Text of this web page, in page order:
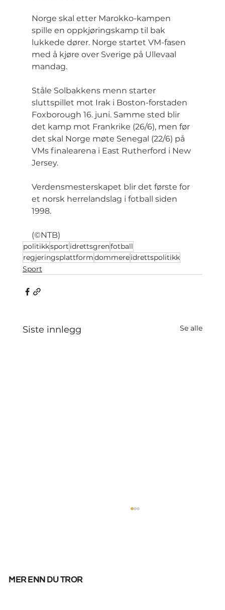
Norge skal etter Marokko-kampen
spille en oppkjøringskamp til bak
lukkede dører. Norge startet VM-fasen
med å kjøre over Sverige på Ullevaal
mandag.
Ståle Solbakkens menn starter
sluttspillet mot Irak i Boston-forstaden
Foxborough 16. juni. Samme sted blir
det kamp mot Frankrike (26/6), men før
det skal Norge møte Senegal (22/6) på
VMs finalearena i East Rutherford i New
Jersey.
Verdensmesterskapet blir det første for
et norsk herrelandslag i fotball siden
1998.
(©NTB)
politikksport idrettsgrenfotball
regjeringsplattformdommereidrettspolitikk
Sport
Siste innlegg Se alle
mer enn du tror